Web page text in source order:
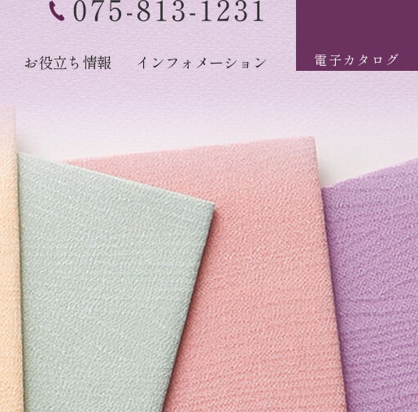
お役立ち情報 インフォメーション 電子カタログ